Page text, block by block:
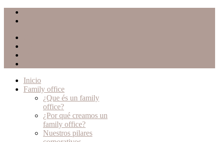
Inicio
Family office
¿Que és un family
office?
¿Por qué creamos un
family office?
Nuestros pilares